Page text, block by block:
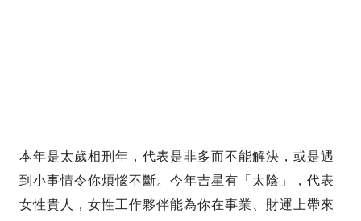
本年是太歲相刑年，代表是非多而不能解決，或是遇
到小事情令你煩惱不斷。今年吉星有「太陰」，代表
女性貴人，女性工作夥伴能為你在事業、財運上帶來